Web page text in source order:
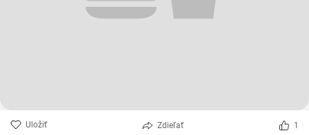
Uložiť Zdieľať 1